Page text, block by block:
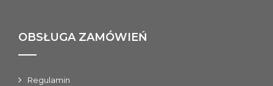
OBSŁUGA ZAMÓWIEŃ
Regulamin